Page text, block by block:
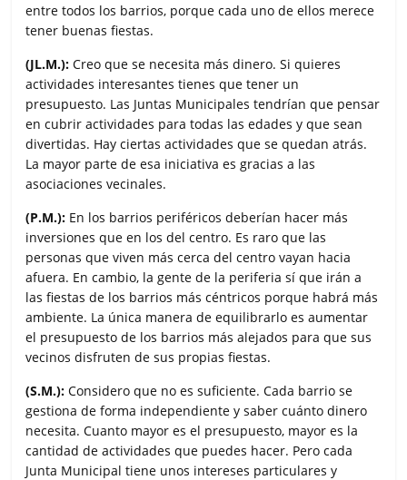
entre todos los barrios, porque cada uno de ellos merece
tener buenas fiestas.
(JL.M.): Creo que se necesita más dinero. Si quieres
actividades interesantes tienes que tener un
presupuesto. Las Juntas Municipales tendrían que pensar
en cubrir actividades para todas las edades y que sean
divertidas. Hay ciertas actividades que se quedan atrás.
La mayor parte de esa iniciativa es gracias a las
asociaciones vecinales.
(P.M.): En los barrios periféricos deberían hacer más
inversiones que en los del centro. Es raro que las
personas que viven más cerca del centro vayan hacia
afuera. En cambio, la gente de la periferia sí que irán a
las fiestas de los barrios más céntricos porque habrá más
ambiente. La única manera de equilibrarlo es aumentar
el presupuesto de los barrios más alejados para que sus
vecinos disfruten de sus propias fiestas.
(S.M.): Considero que no es suficiente. Cada barrio se
gestiona de forma independiente y saber cuánto dinero
necesita. Cuanto mayor es el presupuesto, mayor es la
cantidad de actividades que puedes hacer. Pero cada
Junta Municipal tiene unos intereses particulares y